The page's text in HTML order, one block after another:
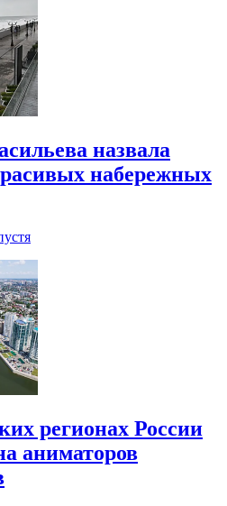
назвала
набережных
регионах России
аниматоров